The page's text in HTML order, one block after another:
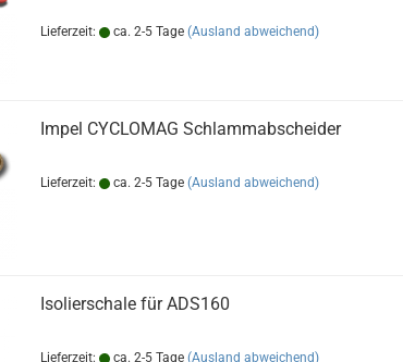
Lieferzeit: ca. 2-5 Tage (Ausland abweichend)
Impel CYCLOMAG Schlammabscheider
Lieferzeit: ca. 2-5 Tage (Ausland abweichend)
Isolierschale für ADS160
Lieferzeit: ca. 2-5 Tage (Ausland abweichend)